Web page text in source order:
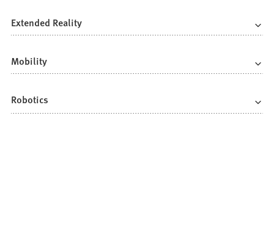
Extended Reality
Mobility
Robotics